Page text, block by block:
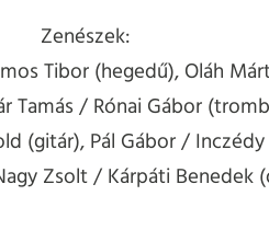
Zenészek:
Tibor (hegedű), Oláh
Tamás / Rónai Gábor
(gitár), Pál Gábor /
Zsolt / Kárpáti Benedek